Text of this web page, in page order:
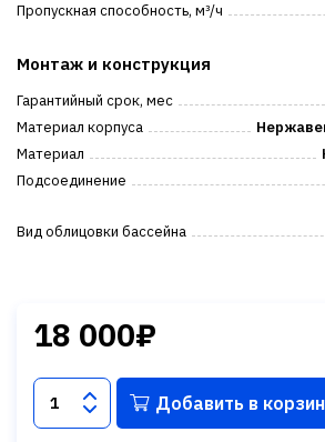
Пропускная способность, м³/ч
Монтаж и конструкция
Гарантийный срок, мес
Материал корпуса
Материал
Подсоединение
Вид облицовки бассейна
18 000₽
Добавить в